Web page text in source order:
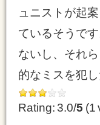
ュニストが起
ているそうで
ないし、それ
的なミスを犯し
Rating: 3.0/5 (1